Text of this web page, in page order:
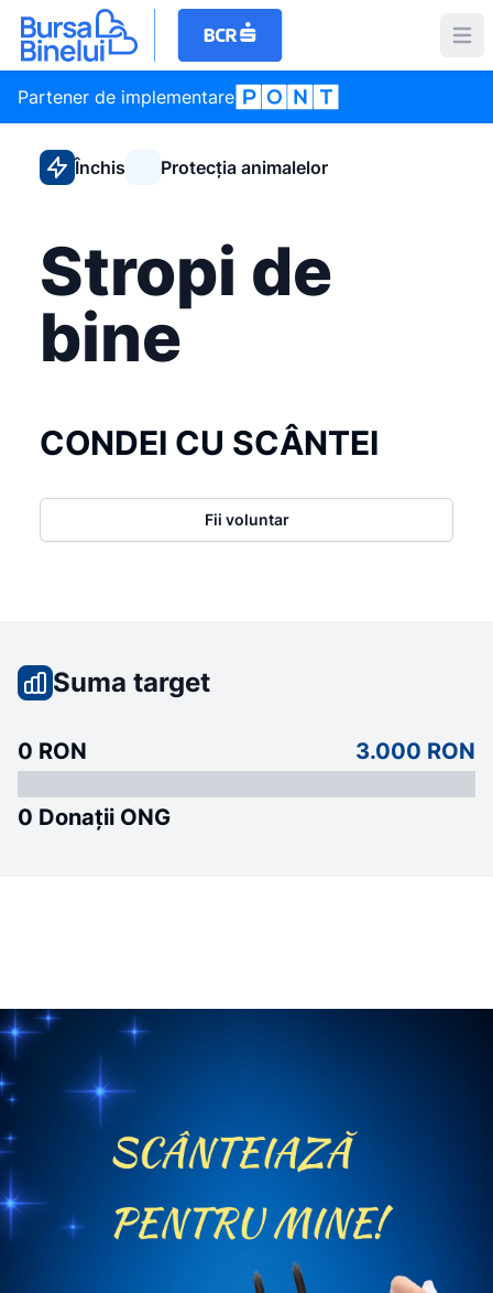
Partener de implementare
Închis Protecția animalelor
Stropi de
bine
CONDEI CU SCÂNTEI
Fii voluntar
Suma target
0 RON 3.000 RON
0 Donații ONG